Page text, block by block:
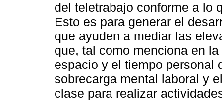
del teletrabajo conforme a lo
Esto es para generar el
que ayuden a mediar las
que, tal como menciona en
espacio y el tiempo personal
sobrecarga mental laboral y
clase para realizar